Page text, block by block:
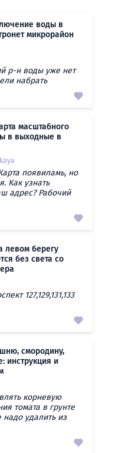
воды в
микрорайон
р-н воды уже нет
набрать
масштабного
в выходные в
появиламь, но
Как узнать
адрес? Рабочий
левом берегу
без света со
127,129,131,133
смородину,
инструкция и
корневую
томата в грунте
удалить из